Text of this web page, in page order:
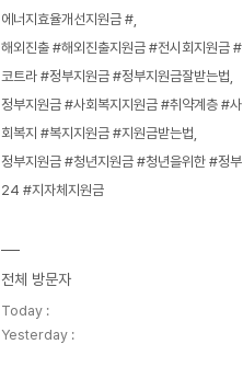
에너지효율개선지원금 #
해외진출 #해외진출지원금 #전시회지원금 #
코트라 #정부지원금 #정부지원금잘받는법
정부지원금 #사회복지지원금 #취약계층 #사
회복지 #복지지원금 #지원금받는법
정부지원금 #청년지원금 #청년을위한 #정부
24 #지자체지원금
전체 방문자
Today :
Yesterday :